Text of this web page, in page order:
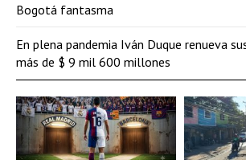
Bogotá fantasma
En plena pandemia Iván Duque renueva
más de $ 9 mil 600 millones